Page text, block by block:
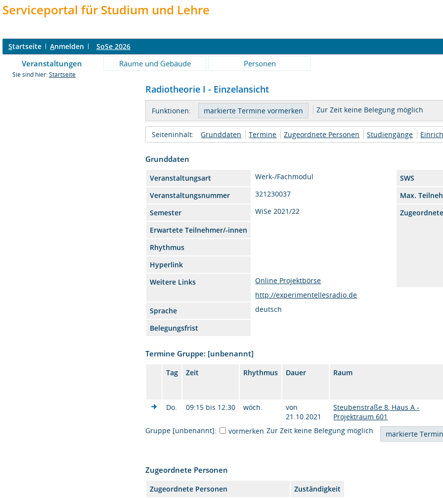
Serviceportal für Studium und Lehre
Startseite Anmelden SoSe 2026
Veranstaltungen Räume und Gebäude Personen
Sie sind hier: Startseite
Radiotheorie I - Einzelansicht
Funktionen: Zur Zeit keine Belegung möglich
Seiteninhalt: Grunddaten Termine Zugeordnete Personen Studiengänge
Grunddaten
Veranstaltungsart Werk-/Fachmodul
SWS
Veranstaltungsnummer
321230037
Max.
Semester
WiSe 2021/22
Erwartete Teilnehmer/-innen
Rhythmus
Hyperlink
Weitere Links
Online Projektbörse
http://experimentellesradio.de
Sprache
deutsch
Belegungsfrist
Termine Gruppe: [unbenannt]
Tag Zeit Rhythmus Dauer Raum
Do. 09:15 bis 12:30 wöch.
von
21.10.2021
Steubenstraße 8, Haus A -
Projektraum 601
Gruppe [unbenannt]:
vormerken Zur Zeit keine Belegung möglich
Zugeordnete Personen
Zugeordnete Personen
Zuständigkeit